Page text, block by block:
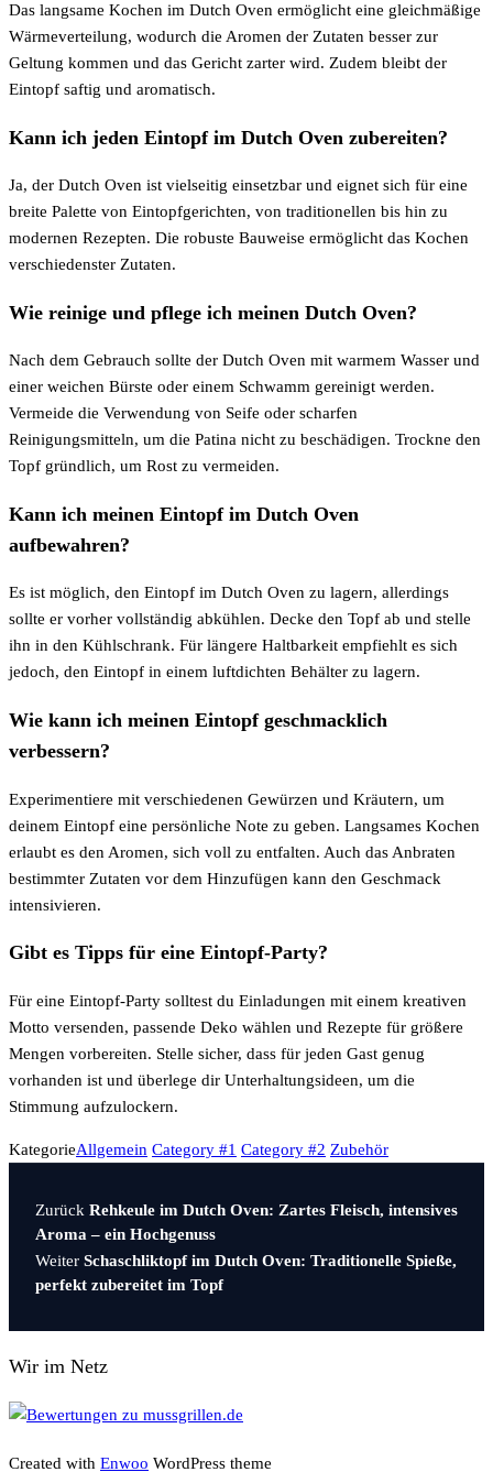
Das langsame Kochen im Dutch Oven ermöglicht eine gleichmäßige
Wärmeverteilung, wodurch die Aromen der Zutaten besser zur
Geltung kommen und das Gericht zarter wird. Zudem bleibt der
Eintopf saftig und aromatisch.
Kann ich jeden Eintopf im Dutch Oven zubereiten?
Ja, der Dutch Oven ist vielseitig einsetzbar und eignet sich für eine
breite Palette von Eintopfgerichten, von traditionellen bis hin zu
modernen Rezepten. Die robuste Bauweise ermöglicht das Kochen
verschiedenster Zutaten.
Wie reinige und pflege ich meinen Dutch Oven?
Nach dem Gebrauch sollte der Dutch Oven mit warmem Wasser und
einer weichen Bürste oder einem Schwamm gereinigt werden.
Vermeide die Verwendung von Seife oder scharfen
Reinigungsmitteln, um die Patina nicht zu beschädigen. Trockne den
Topf gründlich, um Rost zu vermeiden.
Kann ich meinen Eintopf im Dutch Oven
aufbewahren?
Es ist möglich, den Eintopf im Dutch Oven zu lagern, allerdings
sollte er vorher vollständig abkühlen. Decke den Topf ab und stelle
ihn in den Kühlschrank. Für längere Haltbarkeit empfiehlt es sich
jedoch, den Eintopf in einem luftdichten Behälter zu lagern.
Wie kann ich meinen Eintopf geschmacklich
verbessern?
Experimentiere mit verschiedenen Gewürzen und Kräutern, um
deinem Eintopf eine persönliche Note zu geben. Langsames Kochen
erlaubt es den Aromen, sich voll zu entfalten. Auch das Anbraten
bestimmter Zutaten vor dem Hinzufügen kann den Geschmack
intensivieren.
Gibt es Tipps für eine Eintopf-Party?
Für eine Eintopf-Party solltest du Einladungen mit einem kreativen
Motto versenden, passende Deko wählen und Rezepte für größere
Mengen vorbereiten. Stelle sicher, dass für jeden Gast genug
vorhanden ist und überlege dir Unterhaltungsideen, um die
Stimmung aufzulockern.
KategorieAllgemein Category #1 Category #2 Zubehör
Beitragsnavigation
Vorheriger
Beitrag
Zurück Rehkeule im Dutch Oven: Zartes Fleisch, intensives
Aroma – ein Hochgenuss
Nächster
Beitrag
Weiter Schaschliktopf im Dutch Oven: Traditionelle Spieße,
perfekt zubereitet im Topf
Wir im Netz
Created with Enwoo WordPress theme